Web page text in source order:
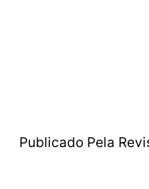
Publicado Pela